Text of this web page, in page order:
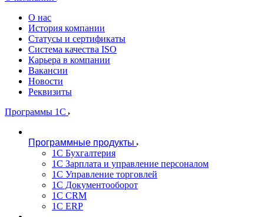
О нас
История компании
Статусы и сертификаты
Система качества ISO
Карьера в компании
Вакансии
Новости
Реквизиты
Программы 1С
Программные продукты
1С Бухгалтерия
1С Зарплата и управление персоналом
1С Управление торговлей
1С Документооборот
1С CRM
1С ERP